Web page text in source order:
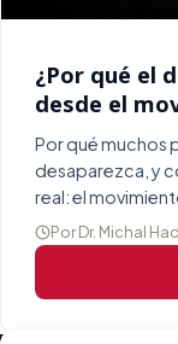
¿Por qué el
desde el
Por qué muchos
desaparezca, y
real: el
Por Dr. Michal